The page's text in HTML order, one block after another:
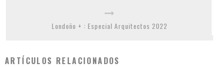
Londoño + : Especial Arquitectos 2022
ARTÍCULOS RELACIONADOS